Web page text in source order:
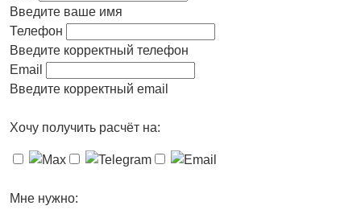
Введите ваше имя
Телефон
Введите корректный телефон
Email
Введите корректный email
Хочу получить расчёт на:
Мне нужно: